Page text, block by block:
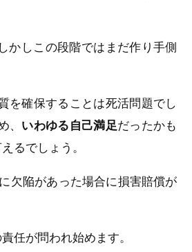
かしこの段階ではまだ作り手側
を確保することは死活問題でし
、 いわゆる自己満足だったかも
るでしょう。
欠陥があった場合に損害賠償が
任が問われ始めます。